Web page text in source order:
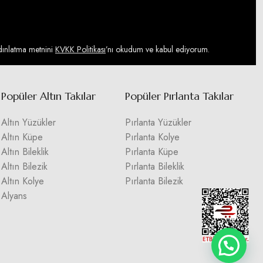
metnini KVKK Politikası’nı okudum ve kabul ediyorum.
Popüler Altın Takılar
Altın Yüzükler
Altın Küpe
Altın Bileklik
Altın Bilezik
Altın Kolye
Alyans
Popüler Pırlanta Takılar
Pırlanta Yüzükler
Pırlanta Kolye
Pırlanta Küpe
Pırlanta Bileklik
Pırlanta Bilezik